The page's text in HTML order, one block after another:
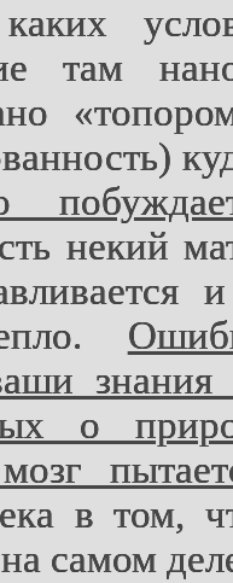
там
некий
о
мозг
в том,
самом